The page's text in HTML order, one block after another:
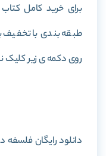
برای خرید کامل
طبقه بندی با تخفیف
روی دکمه ی زیر کلیک
دانلود رایگان